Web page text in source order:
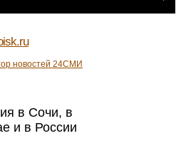
новостей 24СМИ
в Сочи, в
и в России